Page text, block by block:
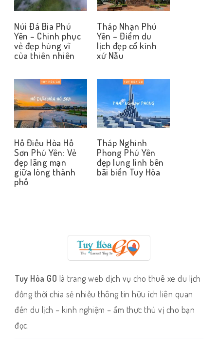
Núi Đá Bia Phú
Yên – Chinh phục
vẻ đẹp hùng vĩ
của thiên nhiên
Tháp Nhạn Phú
Yên – Điểm du
lịch đẹp cổ kính
xứ Nẫu
Hồ Điều Hòa Hồ
Sơn Phú Yên: Vẻ
đẹp lãng mạn
giữa lòng thành
phố
Tháp Nghinh
Phong Phú Yên
đẹp lung linh bên
bãi biển Tuy Hòa
Tuy Hòa GO là trang web dịch vụ cho thuê xe du lịch
đồng thời chia sẻ nhiều thông tin hữu ích liên quan
đến du lịch – kinh nghiệm – ẩm thực thú vị cho bạn
đọc.